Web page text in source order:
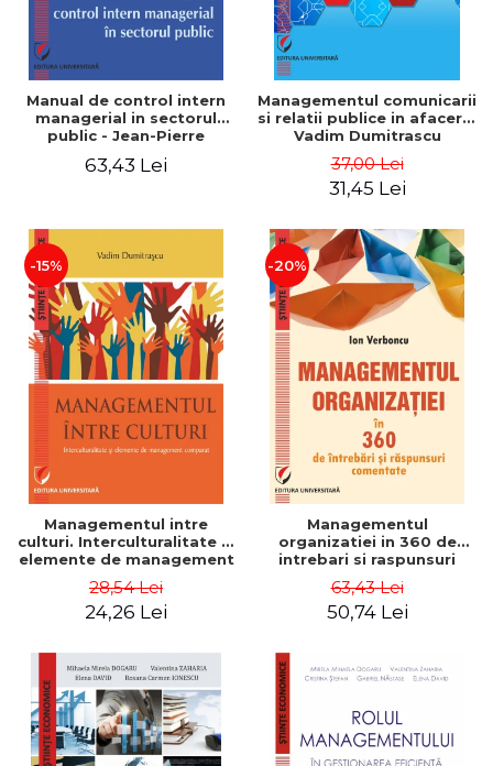
Manual de control intern
managerial in sectorul
public - Jean-Pierre
63,43 Lei
Managementul comunicarii
si relatii publice in afaceri -
Vadim Dumitrascu
37,00 Lei
31,45 Lei
-15%
Managementul intre
culturi. Interculturalitate si
elemente de management
Dumitrascu
28,54 Lei
24,26 Lei
-20%
Managementul
organizatiei in 360 de
intrebari si raspunsuri
63,43 Lei
50,74 Lei